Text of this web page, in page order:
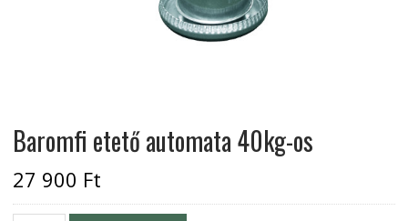
Baromfi etető automata 40kg-os
27 900 Ft